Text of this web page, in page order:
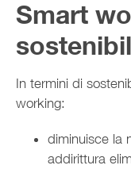
Smart
In termini di
working:
diminuisce la
addirittura